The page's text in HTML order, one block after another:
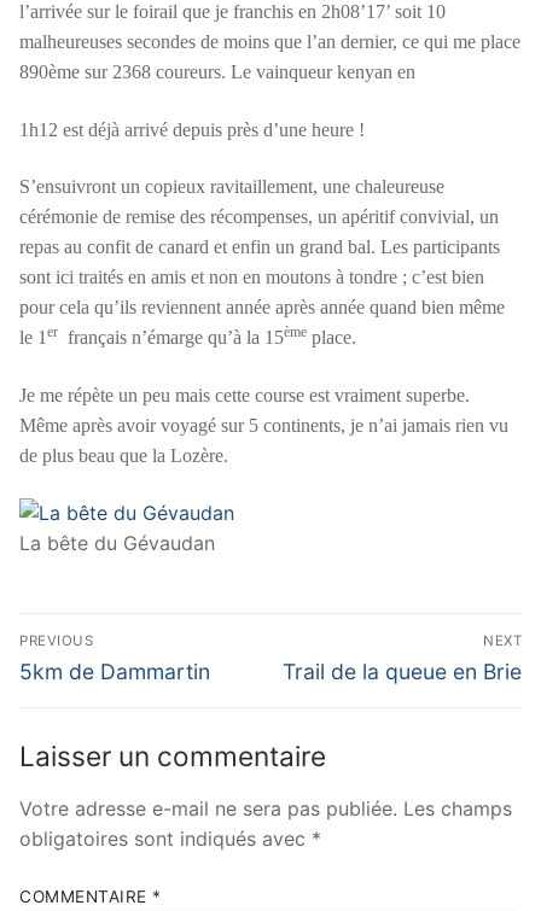
l’arrivée sur le foirail que je franchis en 2h08’17’ soit 10
malheureuses secondes de moins que l’an dernier, ce qui me place
890ème sur 2368 coureurs. Le vainqueur kenyan en
1h12 est déjà arrivé depuis près d’une heure !
S’ensuivront un copieux ravitaillement, une chaleureuse
cérémonie de remise des récompenses, un apéritif convivial, un
repas au confit de canard et enfin un grand bal. Les participants
sont ici traités en amis et non en moutons à tondre ; c’est bien
pour cela qu’ils reviennent année après année quand bien même
le 1 er français n’émarge qu’à la 15ème place.
Je me répète un peu mais cette course est vraiment superbe.
Même après avoir voyagé sur 5 continents, je n’ai jamais rien vu
de plus beau que la Lozère.
La bête du Gévaudan
Navigation
de
PREVIOUS
Previous
5km de Dammartin
NEXT
Next
Trail de la queue en Brie
Laisser un commentaire
Votre adresse e-mail ne sera pas publiée. Les champs
obligatoires sont indiqués avec *
COMMENTAIRE *